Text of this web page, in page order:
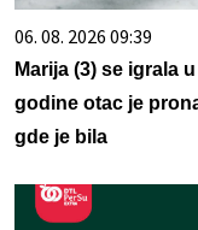
06. 08. 2026 09:39
Marija (3) se igrala
godine otac je
gde je bila